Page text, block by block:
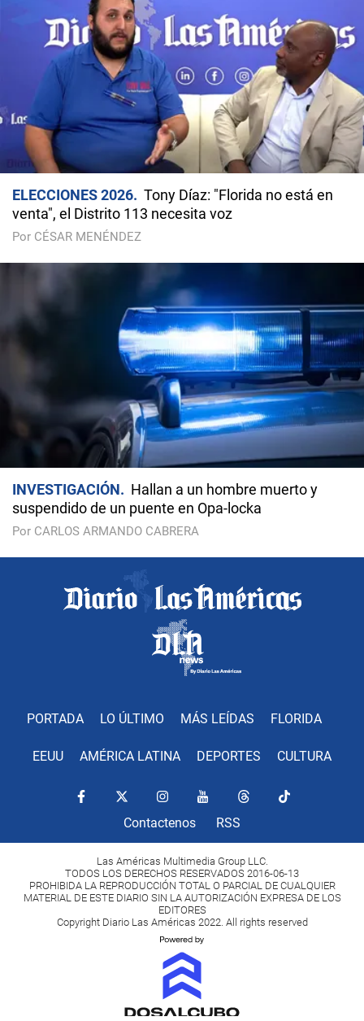
ELECCIONES 2026
Tony Díaz: "Florida no está en
venta", el Distrito 113 necesita voz
Por CÉSAR MENÉNDEZ
INVESTIGACIÓN
Hallan a un hombre muerto y
suspendido de un puente en Opa-locka
Por CARLOS ARMANDO CABRERA
PORTADA LO ÚLTIMO MÁS LEÍDAS FLORIDA
EEUU AMÉRICA LATINA DEPORTES CULTURA
Contactenos RSS
Las Américas Multimedia Group LLC.
TODOS LOS DERECHOS RESERVADOS 2016-06-13
PROHIBIDA LA REPRODUCCIÓN TOTAL O PARCIAL DE CUALQUIER
MATERIAL DE ESTE DIARIO SIN LA AUTORIZACIÓN EXPRESA DE LOS
EDITORES
Copyright Diario Las Américas 2022. All rights reserved